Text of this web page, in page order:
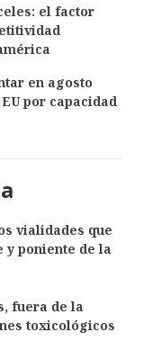
el factor
en agosto
por capacidad
vialidades que
y poniente de la
fuera de la
toxicológicos